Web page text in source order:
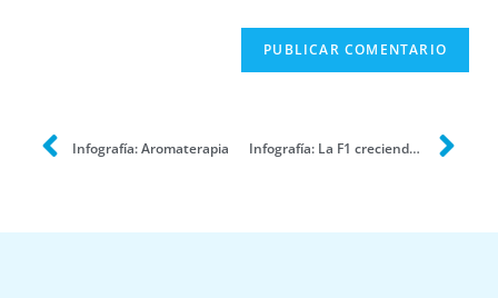
Infografía: Aromaterapia Infografía: La F1 creciendo con el acelerador al fondo